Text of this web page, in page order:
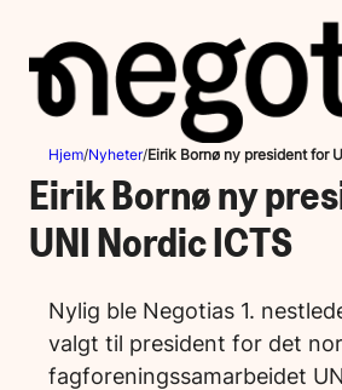
innhold
Hjem/Nyheter/Eirik Bornø ny president for
Eirik Bornø ny
UNI Nordic ICTS
Nylig ble Negotias 1.
valgt til president for det
fagforeningssamarbeidet